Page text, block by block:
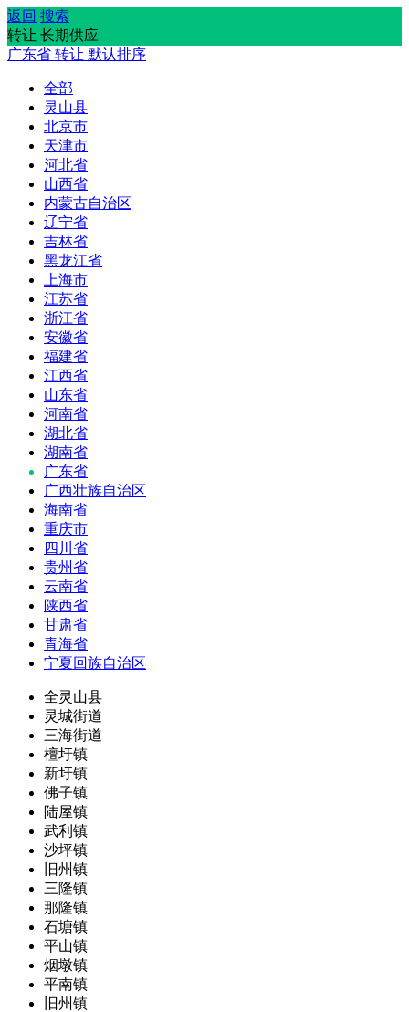
返回 搜索
转让 长期供应
广东省 转让 默认排序
全部
灵山县
北京市
天津市
河北省
山西省
内蒙古自治区
辽宁省
吉林省
黑龙江省
上海市
江苏省
浙江省
安徽省
福建省
江西省
山东省
河南省
湖北省
湖南省
广东省
广西壮族自治区
海南省
重庆市
四川省
贵州省
云南省
陕西省
甘肃省
青海省
宁夏回族自治区
全灵山县
灵城街道
三海街道
檀圩镇
新圩镇
佛子镇
陆屋镇
武利镇
沙坪镇
旧州镇
三隆镇
那隆镇
石塘镇
平山镇
烟墩镇
平南镇
旧州镇